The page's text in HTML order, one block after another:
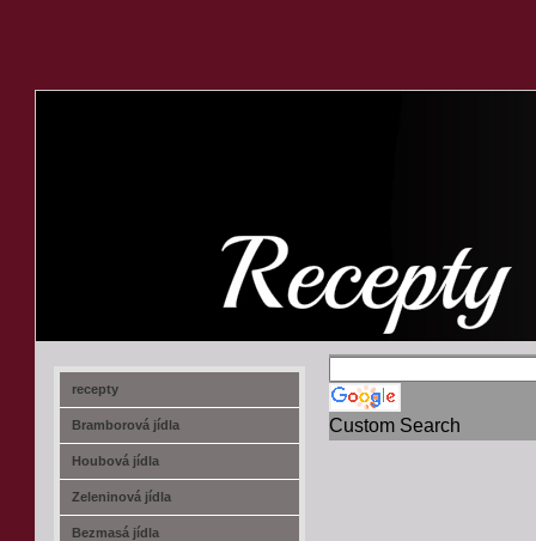
Custom Search
recepty
Bramborová jídla
Houbová jídla
Zeleninová jídla
Bezmasá jídla